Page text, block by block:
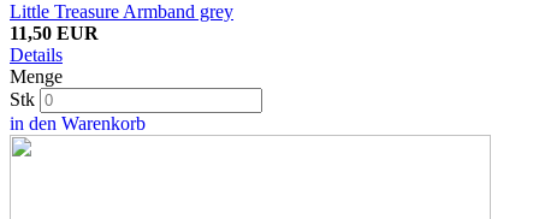
Little Treasure Armband grey
11,50 EUR
Details
Menge
Stk
in den Warenkorb